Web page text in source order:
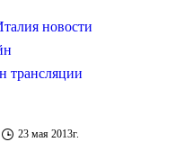
новости
трансляции
23 мая 2013г.